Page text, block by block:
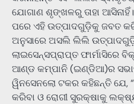
ଯୋଗାଣ ଶୃଙ୍ଖଳରୁ ତାହା
ପରେ ଏହି ଉତ୍ପାଦଗୁଡ଼ିକୁ ଜବତ
ଅନୁସାରେ ଅସଲି ଲିଲି
ଲାଇସେନ୍ସପ୍ରାପ୍ତ
ଆଣ୍ଡ କମ୍ପାନି (ଇଣ୍ଡିଆ)ର
ୱିନସେନଲୋ ଟକର କହିଛନ୍ତି
କରିବା ଓ ରୋଗୀ ସୁରକ୍ଷାକୁ